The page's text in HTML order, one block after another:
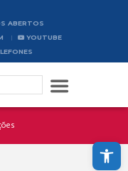
Abrir a barra de ferramentas
ABERTOS
YOUTUBE